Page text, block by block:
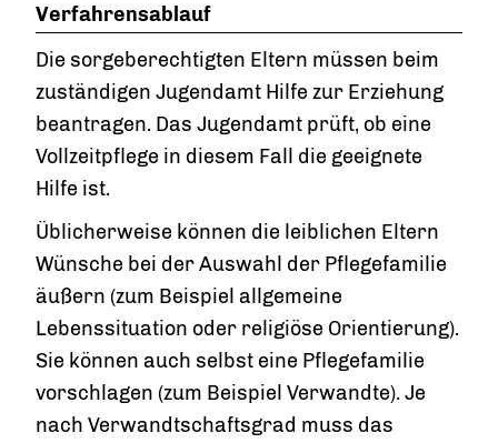
Verfahrensablauf
Die sorgeberechtigten Eltern müssen beim
zuständigen Jugendamt Hilfe zur Erziehung
beantragen. Das Jugendamt prüft, ob eine
Vollzeitpflege in diesem Fall die geeignete
Hilfe ist.
Üblicherweise können die leiblichen Eltern
Wünsche bei der Auswahl der Pflegefamilie
äußern (zum Beispiel allgemeine
Lebenssituation oder religiöse Orientierung).
Sie können auch selbst eine Pflegefamilie
vorschlagen (zum Beispiel Verwandte). Je
nach Verwandtschaftsgrad muss das